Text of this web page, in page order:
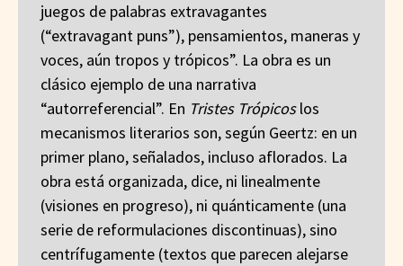
juegos de palabras extravagantes
(“extravagant puns”), pensamientos, maneras y
voces, aún tropos y trópicos”. La obra es un
clásico ejemplo de una narrativa
“autorreferencial”. En Tristes Trópicoslos
mecanismos literarios son, según Geertz: en un
primer plano, señalados, incluso aflorados. La
obra está organizada, dice, ni linealmente
(visiones en progreso), ni quánticamente (una
serie de reformulaciones discontinuas), sino
centrífugamente (textos que parecen alejarse